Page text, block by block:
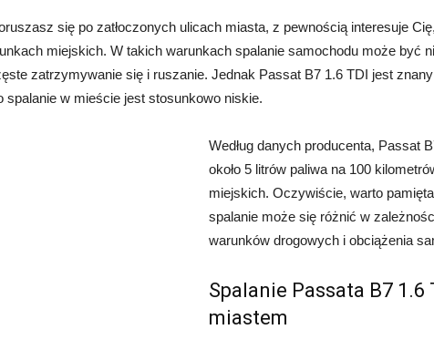
się po zatłoczonych ulicach miasta, z pewnością interesuje
miejskich. W takich warunkach spalanie samochodu może być
zatrzymywanie się i ruszanie. Jednak Passat B7 1.6 TDI jest
spalanie w mieście jest stosunkowo niskie.
Według danych producenta, Passat
około 5 litrów paliwa na 100
miejskich. Oczywiście, warto
spalanie może się różnić w
warunków drogowych i obciążenia
Spalanie Passata B7 1.6
miastem